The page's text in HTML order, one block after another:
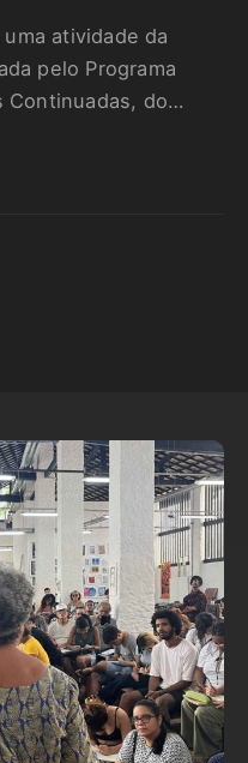
atividade da
pelo Programa
Continuadas, do
da Bahia – MAB.